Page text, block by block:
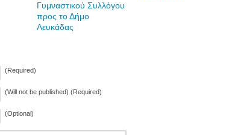
Γυμναστικού Συλλόγου
προς το Δήμο
Λευκάδας
(Required)
(Will not be published) (Required)
(Optional)